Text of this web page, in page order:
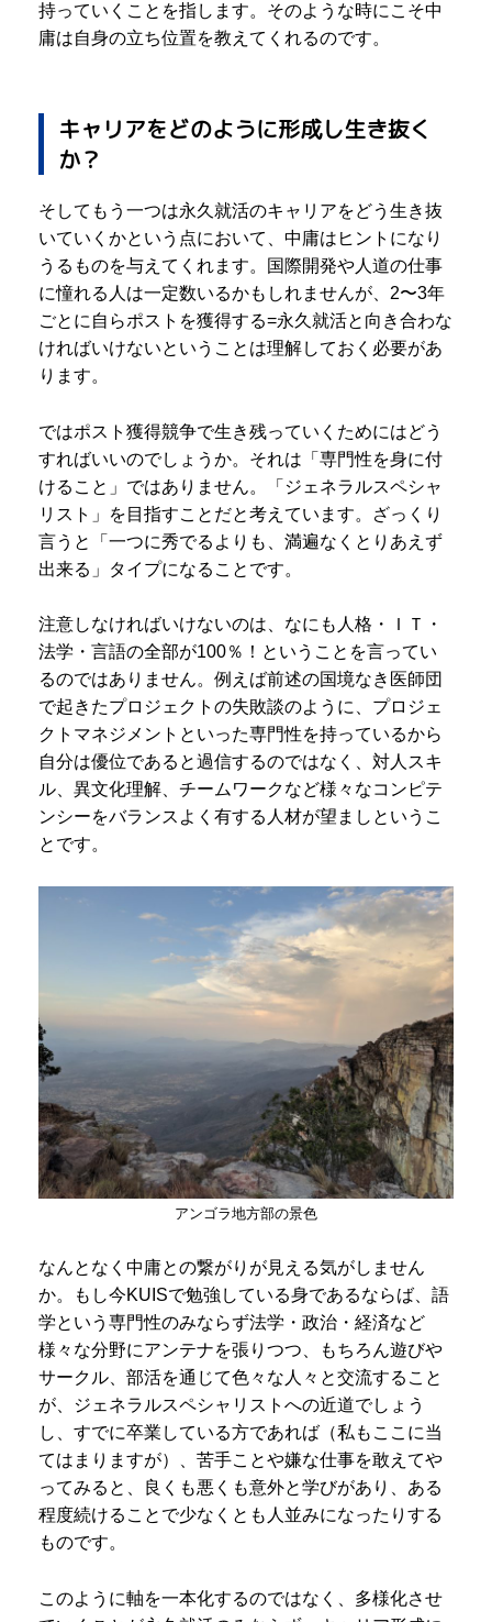
持っていくことを指します。そのような時にこそ中
庸は自身の立ち位置を教えてくれるのです。
キャリアをどのように形成し生き抜く
か？
そしてもう一つは永久就活のキャリアをどう生き抜
いていくかという点において、中庸はヒントになり
うるものを与えてくれます。国際開発や人道の仕事
に憧れる人は一定数いるかもしれませんが、2〜3年
ごとに自らポストを獲得する=永久就活と向き合わな
ければいけないということは理解しておく必要があ
ります。
ではポスト獲得競争で生き残っていくためにはどう
すればいいのでしょうか。それは「専門性を身に付
けること」ではありません。「ジェネラルスペシャ
リスト」を目指すことだと考えています。ざっくり
言うと「一つに秀でるよりも、満遍なくとりあえず
出来る」タイプになることです。
注意しなければいけないのは、なにも人格・ＩＴ・
法学・言語の全部が100％！ということを言ってい
るのではありません。例えば前述の国境なき医師団
で起きたプロジェクトの失敗談のように、プロジェ
クトマネジメントといった専門性を持っているから
自分は優位であると過信するのではなく、対人スキ
ル、異文化理解、チームワークなど様々なコンピテ
ンシーをバランスよく有する人材が望ましというこ
とです。
アンゴラ地方部の景色
なんとなく中庸との繋がりが見える気がしません
か。もし今KUISで勉強している身であるならば、語
学という専門性のみならず法学・政治・経済など
様々な分野にアンテナを張りつつ、もちろん遊びや
サークル、部活を通じて色々な人々と交流すること
が、ジェネラルスペシャリストへの近道でしょう
し、すでに卒業している方であれば（私もここに当
てはまりますが）、苦手ことや嫌な仕事を敢えてや
ってみると、良くも悪くも意外と学びがあり、ある
程度続けることで少なくとも人並みになったりする
ものです。
このように軸を一本化するのではなく、多様化させ